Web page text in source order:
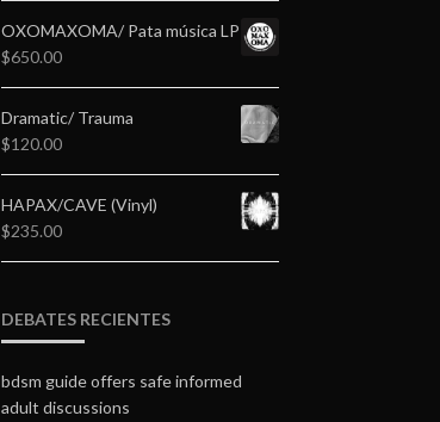
OXOMAXOMA/ Pata música LP
$650.00
Dramatic/ Trauma
$120.00
HAPAX/CAVE (Vinyl)
$235.00
DEBATES RECIENTES
bdsm guide offers safe informed
adult discussions